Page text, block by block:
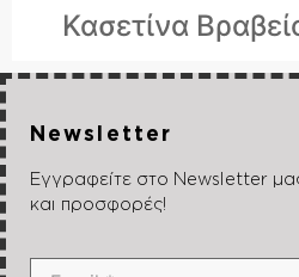
Κασετίνα
Newsletter
Εγγραφείτε στο Newsletter
και προσφορές!